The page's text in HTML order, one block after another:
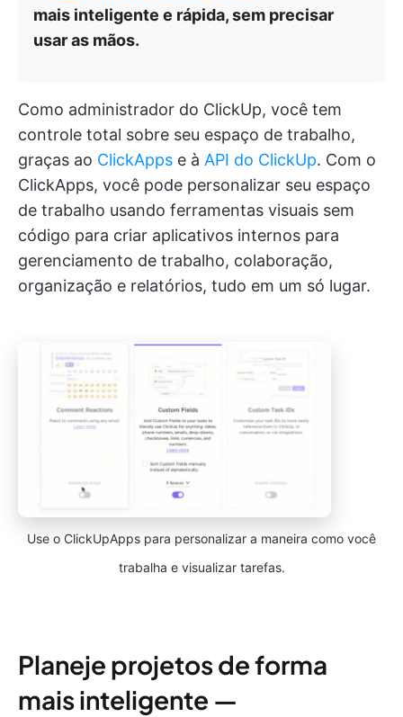
mais inteligente e rápida, sem precisar
usar as mãos.
Como administrador do ClickUp, você tem
controle total sobre seu espaço de trabalho,
graças ao ClickApps e à API do ClickUp. Com o
ClickApps, você pode personalizar seu espaço
de trabalho usando ferramentas visuais sem
código para criar aplicativos internos para
gerenciamento de trabalho, colaboração,
organização e relatórios, tudo em um só lugar.
Use o ClickUpApps para personalizar a maneira como você
trabalha e visualizar tarefas.
Planeje projetos de forma
mais inteligente —